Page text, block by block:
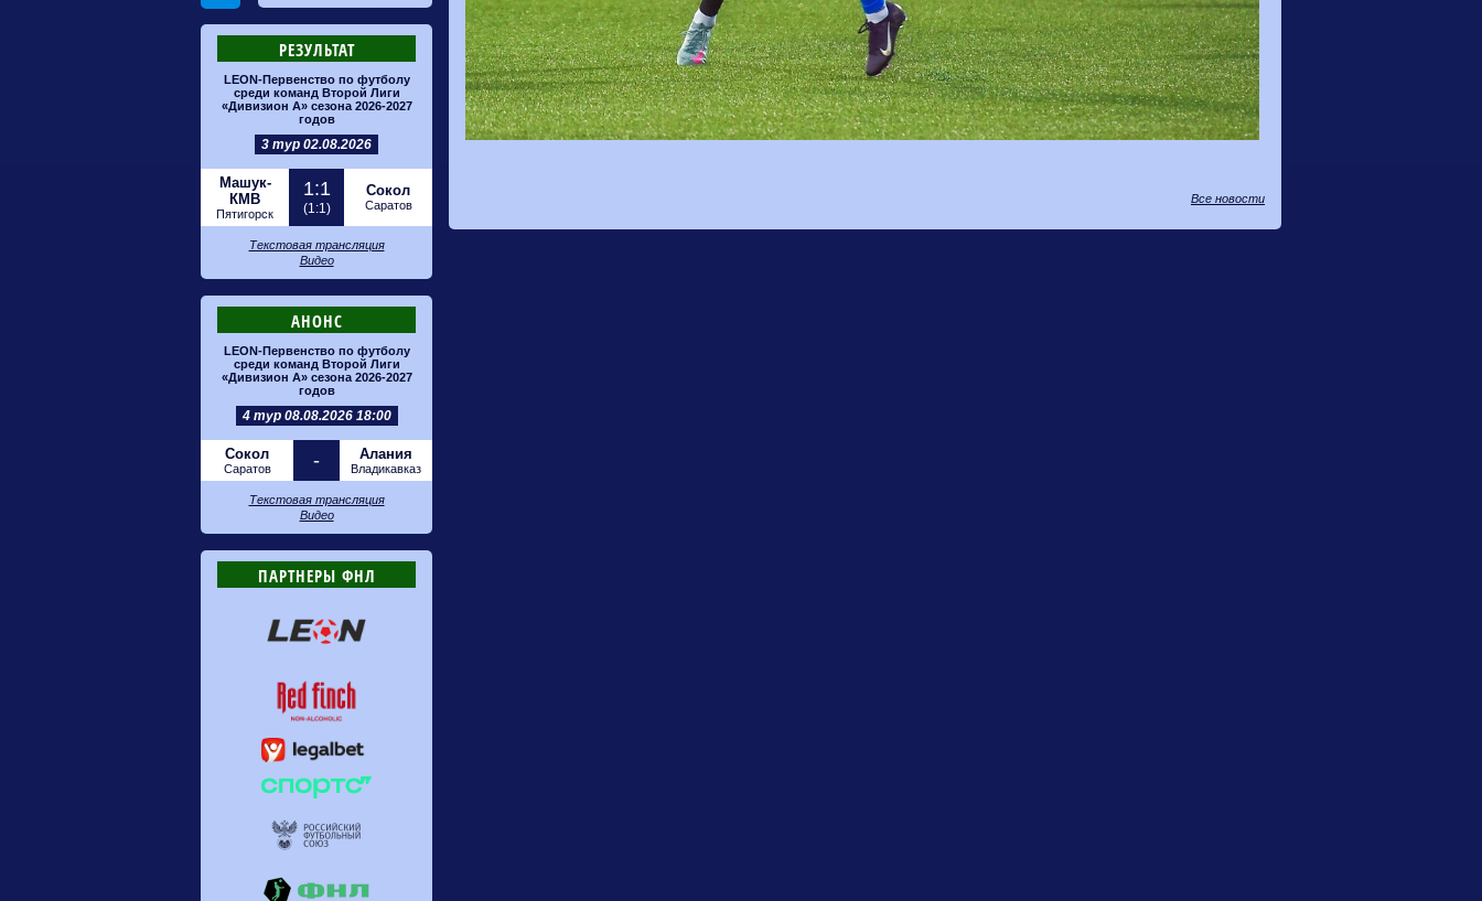
РЕЗУЛЬТАТ
LEON-Первенство по футболу
среди команд Второй Лиги
«Дивизион А» сезона 2026-2027
годов
3 тур 02.08.2026
Машук-
КМВ
Пятигорск
1:1
(1:1)
Сокол
Саратов
Текстовая трансляция
Видео
АНОНС
LEON-Первенство по футболу
среди команд Второй Лиги
«Дивизион А» сезона 2026-2027
годов
4 тур 08.08.2026 18:00
Сокол
Саратов - Алания
Владикавказ
Текстовая трансляция
Видео
ПАРТНЕРЫ ФНЛ
Все новости